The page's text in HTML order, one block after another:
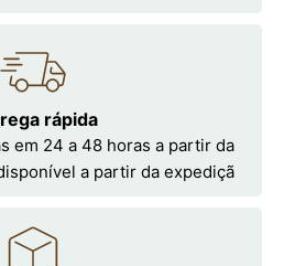
rápida
em 24 a 48 horas a partir da
a partir da expediçã